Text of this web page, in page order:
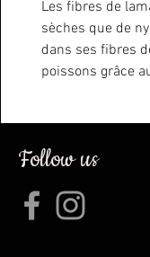
Les fibres de
sèches que de
dans ses fibres
poissons grâce
Follow us